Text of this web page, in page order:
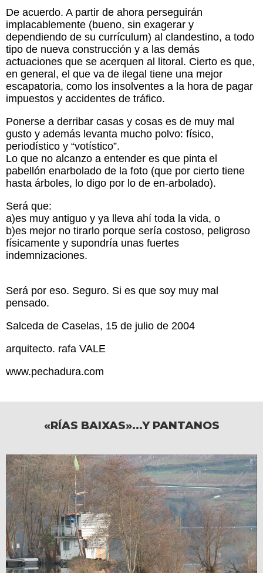
De acuerdo. A partir de ahora perseguirán
implacablemente (bueno, sin exagerar y
dependiendo de su currículum) al clandestino, a todo
tipo de nueva construcción y a las demás
actuaciones que se acerquen al litoral. Cierto es que,
en general, el que va de ilegal tiene una mejor
escapatoria, como los insolventes a la hora de pagar
impuestos y accidentes de tráfico.
Ponerse a derribar casas y cosas es de muy mal
gusto y además levanta mucho polvo: físico,
periodístico y “votístico”.
Lo que no alcanzo a entender es que pinta el
pabellón enarbolado de la foto (que por cierto tiene
hasta árboles, lo digo por lo de en-arbolado).
Será que:
a)es muy antiguo y ya lleva ahí toda la vida, o
b)es mejor no tirarlo porque sería costoso, peligroso
físicamente y supondría unas fuertes
indemnizaciones.
Será por eso. Seguro. Si es que soy muy mal
pensado.
Salceda de Caselas, 15 de julio de 2004
arquitecto. rafa VALE
www.pechadura.com
«RÍAS BAIXAS»…Y PANTANOS